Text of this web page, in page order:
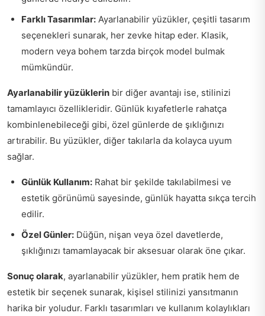
Farklı Tasarımlar: Ayarlanabilir yüzükler, çeşitli tasarım
seçenekleri sunarak, her zevke hitap eder. Klasik,
modern veya bohem tarzda birçok model bulmak
mümkündür.
Ayarlanabilir yüzüklerin bir diğer avantajı ise, stilinizi
tamamlayıcı özellikleridir. Günlük kıyafetlerle rahatça
kombinlenebileceği gibi, özel günlerde de şıklığınızı
artırabilir. Bu yüzükler, diğer takılarla da kolayca uyum
sağlar.
Günlük Kullanım: Rahat bir şekilde takılabilmesi ve
estetik görünümü sayesinde, günlük hayatta sıkça tercih
edilir.
Özel Günler: Düğün, nişan veya özel davetlerde,
şıklığınızı tamamlayacak bir aksesuar olarak öne çıkar.
Sonuç olarak, ayarlanabilir yüzükler, hem pratik hem de
estetik bir seçenek sunarak, kişisel stilinizi yansıtmanın
harika bir yoludur. Farklı tasarımları ve kullanım kolaylıkları